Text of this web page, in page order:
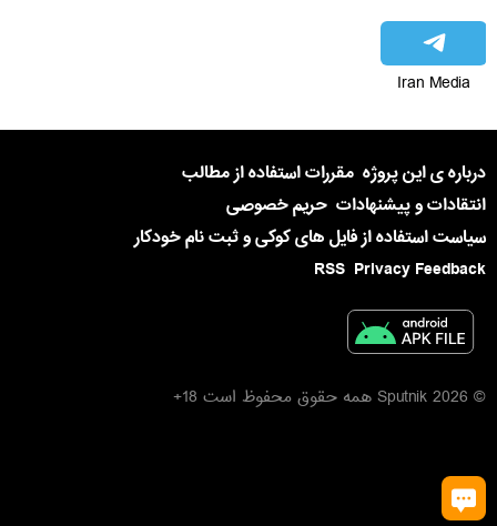
Iran Media
درباره ی این پروژه مقررات استفاده از مطالب
انتقادات و پیشنهادات حریم خصوصی
سیاست استفاده از فایل های کوکی و ثبت نام خودکار
Privacy Feedback
RSS
© 2026 Sputnik همه حقوق محفوظ است 18+